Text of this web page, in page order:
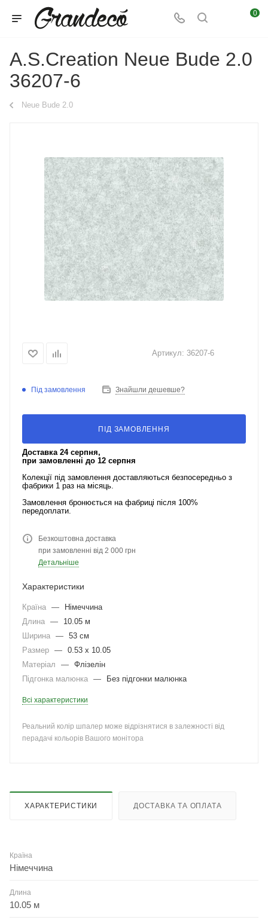
0
A.S.Creation Neue Bude 2.0
36207-6
Neue Bude 2.0
Артикул: 36207-6
Під замовлення Знайшли дешевше?
ПІД ЗАМОВЛЕННЯ
Доставка 24 серпня,
при замовленні до 12 серпня
Колекції під замовлення доставляються безпосередньо з
фабрики 1 раз на місяць.
Замовлення бронюється на фабриці після 100%
передоплати.
Безкоштовна доставка
при замовленні від 2 000 грн
Детальніше
Характеристики
Країна —
Німеччина
Длина —
10.05 м
Ширина — 53 см
Размер — 0.53 x 10.05
Матеріал
— Флізелін
Підгонка малюнка — Без підгонки малюнка
Всі характеристики
Реальний колір шпалер може відрізнятися в залежності від
перадачі кольорів Вашого монітора
ХАРАКТЕРИСТИКИ ДОСТАВКА ТА ОПЛАТА
Країна
Німеччина
Длина
10.05 м